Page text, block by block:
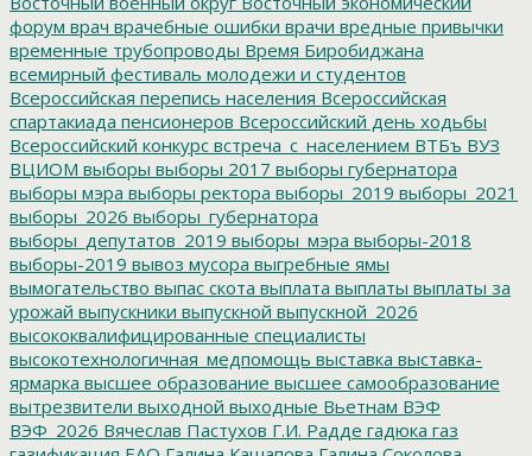
форум врач врачебные ошибки врачи вредные привычки
временные трубопроводы Время Биробиджана
всемирный фестиваль молодежи и студентов
Всероссийская перепись населения Всероссийская
спартакиада пенсионеров Всероссийский день ходьбы
Всероссийский конкурс встреча_с_населением ВТБъ ВУЗ
ВЦИОМ выборы выборы 2017 выборы губернатора
выборы мэра выборы ректора выборы_2019 выборы_2021
выборы_2026 выборы_губернатора
выборы_депутатов_2019 выборы_мэра выборы-2018
выборы-2019 вывоз мусора выгребные ямы
вымогательство выпас скота выплата выплаты выплаты за
урожай выпускники выпускной выпускной_2026
высококвалифицированные специалисты
высокотехнологичная_медпомощь выставка выставка-
ярмарка высшее образование высшее самообразование
вытрезвители выходной выходные Вьетнам ВЭФ
ВЭФ_2026 Вячеслав Пастухов Г.И. Радде гадюка газ